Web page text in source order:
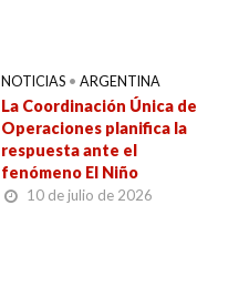
NOTICIAS • ARGENTINA
La Coordinación Única de
Operaciones planifica la
respuesta ante el
fenómeno El Niño
10 de julio de 2026